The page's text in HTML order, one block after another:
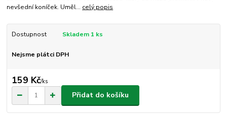
nevšední koníček. Uměl... celý popis
Dostupnost Skladem 1 ks
Nejsme plátci DPH
159 Kč/ks
Přidat do košíku